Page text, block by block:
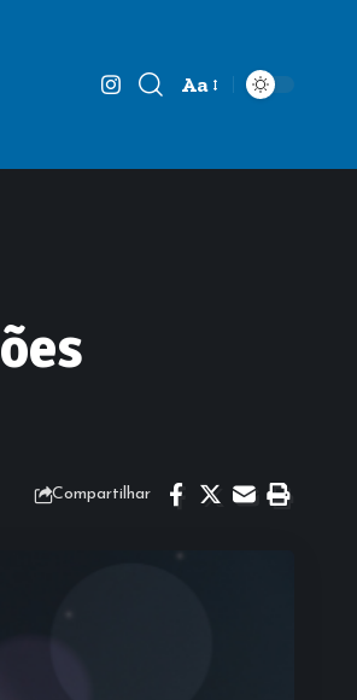
Font
Aa
Compartilhar